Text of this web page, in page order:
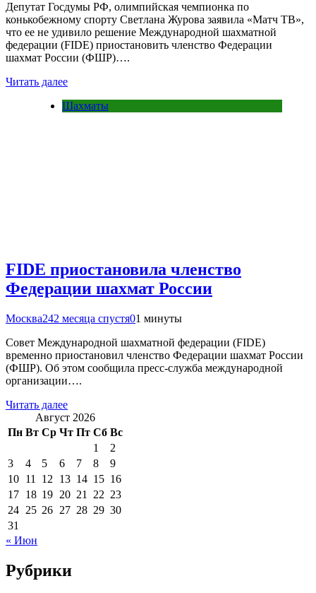
Депутат Госдумы РФ, олимпийская чемпионка по
конькобежному спорту Светлана Журова заявила «Матч ТВ»,
что ее не удивило решение Международной шахматной
федерации (FIDE) приостановить членство Федерации
шахмат России (ФШР)….
Читать далее
Шахматы
FIDE приостановила членство
Федерации шахмат России
Москва242 месяца спустя01 минуты
Совет Международной шахматной федерации (FIDE)
временно приостановил членство Федерации шахмат России
(ФШР). Об этом сообщила пресс-служба международной
организации….
Читать далее
Август 2026
Пн Вт Ср Чт Пт Сб Вс
1
2
3
4 5 6 7 8
9
10 11 12 13 14 15 16
17 18 19 20 21 22 23
24 25 26 27 28 29 30
31
« Июн
Рубрики